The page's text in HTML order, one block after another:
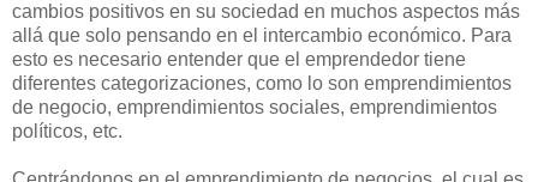
cambios positivos en su sociedad en muchos aspectos más
allá que solo pensando en el intercambio económico. Para
esto es necesario entender que el emprendedor tiene
diferentes categorizaciones, como lo son emprendimientos
de negocio, emprendimientos sociales, emprendimientos
políticos, etc.